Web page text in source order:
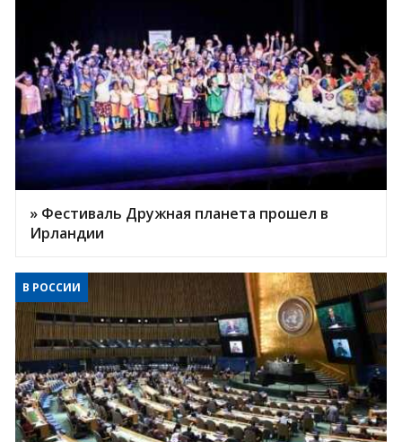
» Фестиваль Дружная планета прошел в
Ирландии
В РОССИИ